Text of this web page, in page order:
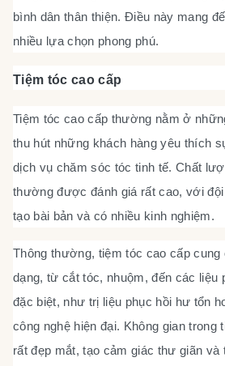
bình dân thân thiện. Điều này mang
nhiều lựa chọn phong phú.
Tiệm tóc cao cấp
Tiệm tóc cao cấp thường nằm ở
thu hút những khách hàng yêu thích
dịch vụ chăm sóc tóc tinh tế. Chất
thường được đánh giá rất cao, với
tạo bài bản và có nhiều kinh nghiệm.
Thông thường, tiệm tóc cao cấp cung
dạng, từ cắt tóc, nhuộm, đến các liệu
đặc biệt, như trị liệu phục hồi hư tổn
công nghệ hiện đại. Không gian
rất đẹp mắt, tạo cảm giác thư giãn và